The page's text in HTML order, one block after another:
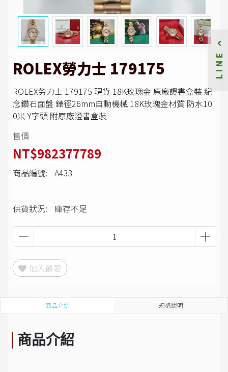
ROLEX勞力士 179175
ROLEX勞力士 179175 現貨 18K玫瑰金 原廠證書盒裝 紀
念鑽石面盤 錶徑26mm自動機械 18K玫瑰金材質 防水10
0米 Y字頭 附原廠證書盒裝
售價
NT$982377789
商品編號: A433
供貨狀況: 庫存不足
加入最愛
商品介紹 規格說明
商品介紹
LINE